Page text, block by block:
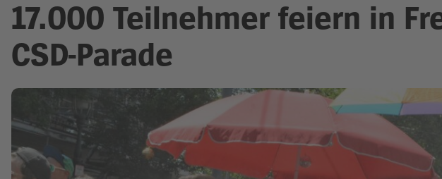
17.000 Teilnehmer feiern in
CSD-Parade